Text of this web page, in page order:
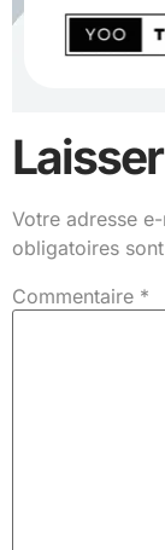
Votre adresse
obligatoires
Commentaire *